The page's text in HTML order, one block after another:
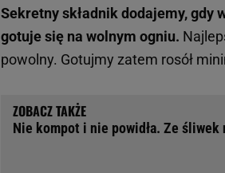
Sekretny składnik dodajemy, gdy
gotuje się na wolnym ogniu.
powolny. Gotujmy zatem rosół
Nie kompot i nie powidła. Ze